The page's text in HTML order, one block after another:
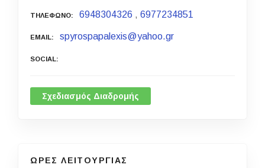
ΤΗΛΕΦΩΝΟ 6948304326 ,6977234851
EMAIL spyrospapalexis@yahoo.gr
SOCIAL
Σχεδιασμός Διαδρομής
ΩΡΕΣ ΛΕΙΤΟΥΡΓΙΑΣ